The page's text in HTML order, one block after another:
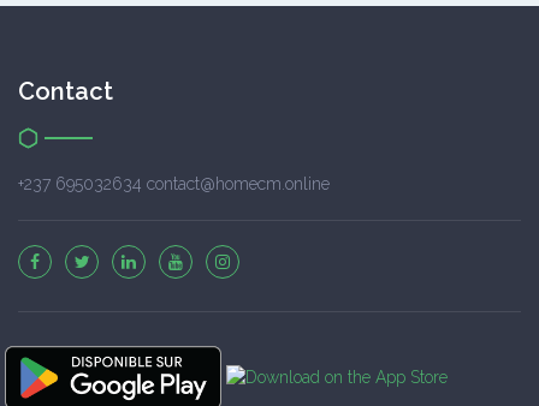
Contact
+237 695032634 contact@homecm.online